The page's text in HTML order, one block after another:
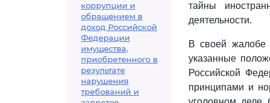
коррупции и
обращением в
доход Российской
Федерации
имущества,
приобретенного в
результате
нарушения
требований и
тайны
деятельности.
В своей жалобе
указанные
Российской
принципами и